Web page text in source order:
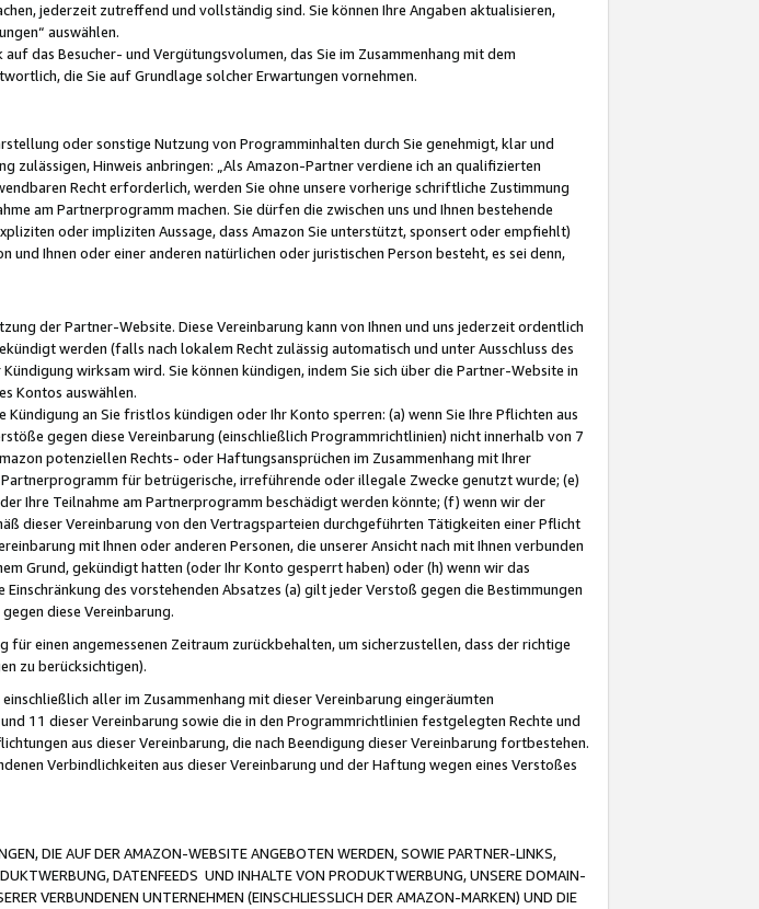
jederzeit zutreffend und vollständig sind. Sie können Ihre Angaben aktualisieren,
auswählen.
das Besucher- und Vergütungsvolumen, das Sie im Zusammenhang mit dem
die Sie auf Grundlage solcher Erwartungen vornehmen.
oder sonstige Nutzung von Programminhalten durch Sie genehmigt, klar und
zulässigen, Hinweis anbringen: „Als Amazon-Partner verdiene ich an qualifizierten
Recht erforderlich, werden Sie ohne unsere vorherige schriftliche Zustimmung
am Partnerprogramm machen. Sie dürfen die zwischen uns und Ihnen bestehende
oder impliziten Aussage, dass Amazon Sie unterstützt, sponsert oder empfiehlt)
Ihnen oder einer anderen natürlichen oder juristischen Person besteht, es sei denn,
der Partner-Website. Diese Vereinbarung kann von Ihnen und uns jederzeit ordentlich
werden (falls nach lokalem Recht zulässig automatisch und unter Ausschluss des
wirksam wird. Sie können kündigen, indem Sie sich über die Partner-Website in
Kontos auswählen.
an Sie fristlos kündigen oder Ihr Konto sperren: (a) wenn Sie Ihre Pflichten aus
gegen diese Vereinbarung (einschließlich Programmrichtlinien) nicht innerhalb von 7
potenziellen Rechts- oder Haftungsansprüchen im Zusammenhang mit Ihrer
für betrügerische, irreführende oder illegale Zwecke genutzt wurde; (e)
Ihre Teilnahme am Partnerprogramm beschädigt werden könnte; (f) wenn wir der
dieser Vereinbarung von den Vertragsparteien durchgeführten Tätigkeiten einer Pflicht
mit Ihnen oder anderen Personen, die unserer Ansicht nach mit Ihnen verbunden
Grund, gekündigt hatten (oder Ihr Konto gesperrt haben) oder (h) wenn wir das
des vorstehenden Absatzes (a) gilt jeder Verstoß gegen die Bestimmungen
diese Vereinbarung.
einen angemessenen Zeitraum zurückbehalten, um sicherzustellen, dass der richtige
zu berücksichtigen).
aller im Zusammenhang mit dieser Vereinbarung eingeräumten
11 dieser Vereinbarung sowie die in den Programmrichtlinien festgelegten Rechte und
aus dieser Vereinbarung, die nach Beendigung dieser Vereinbarung fortbestehen.
Verbindlichkeiten aus dieser Vereinbarung und der Haftung wegen eines Verstoßes
DIE AUF DER AMAZON-WEBSITE ANGEBOTEN WERDEN, SOWIE PARTNER-LINKS,
DATENFEEDS UND INHALTE VON PRODUKTWERBUNG, UNSERE DOMAIN-
VERBUNDENEN UNTERNEHMEN (EINSCHLIESSLICH DER AMAZON-MARKEN) UND DIE